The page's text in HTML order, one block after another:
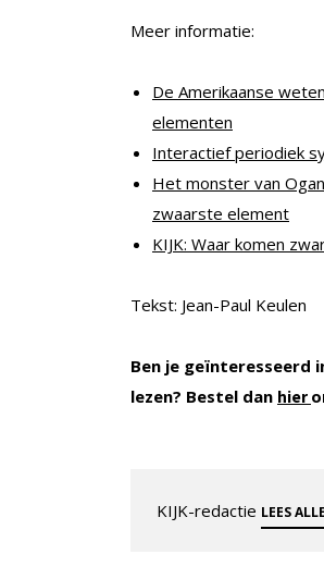
Meer informatie:
De Amerikaanse
elementen
Interactief periodiek
Het monster van
zwaarste element
KIJK: Waar komen
Tekst: Jean-Paul Keulen
Ben je geïnteresseerd
lezen? Bestel dan hier
KIJK-redactie LEES